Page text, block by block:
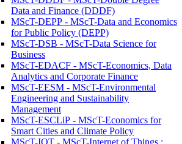
Data and Finance (DDDF)
MScT-DEPP - MScT-Data and Economics
for Public Policy (DEPP)
MScT-DSB - MScT-Data Science for
Business
MScT-EDACF - MScT-Economics, Data
Analytics and Corporate Finance
MScT-EESM - MScT-Environmental
Engineering and Sustainability
Management
MScT-ESCLiP - MScT-Economics for
Smart Cities and Climate Policy
MScT-IOT - MScT-Internet of Things :